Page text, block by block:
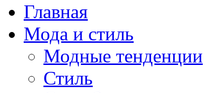
Главная
Мода и стиль
Модные тенденции
Стиль